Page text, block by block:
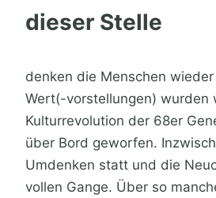
dieser Stelle
denken die Menschen
Wert(-vorstellungen) wurden
Kulturrevolution der 68er
über Bord geworfen.
Umdenken statt und die
vollen Gange. Über so